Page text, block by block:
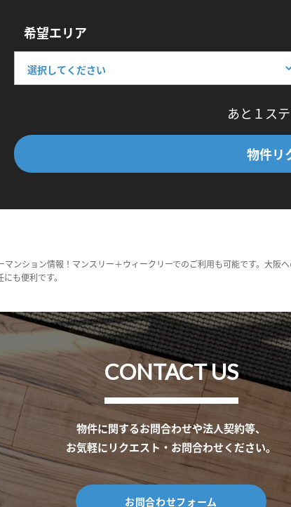
希望エリア
あと１ス
物件リ
ンション情報！マンスリー＋ウィークリーでのご利用も可能です。大阪
も便利です。
CONTACT US
物件に関するお問合わせや法人契約等、
お気軽にリクエスト・お問合わせください。
お問合わせフォーム